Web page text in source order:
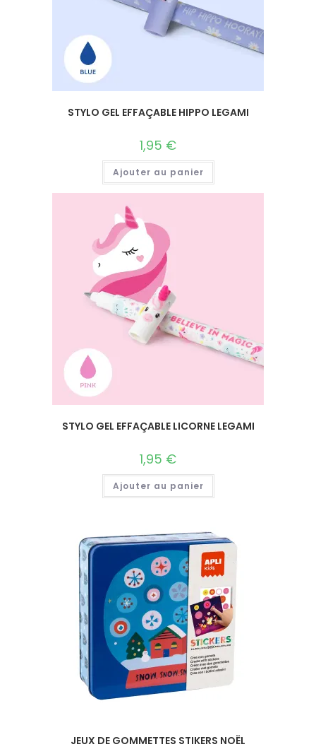
STYLO GEL EFFAÇABLE HIPPO LEGAMI
1,95 €
Ajouter au panier
STYLO GEL EFFAÇABLE LICORNE LEGAMI
1,95 €
Ajouter au panier
JEUX DE GOMMETTES STIKERS NOËL